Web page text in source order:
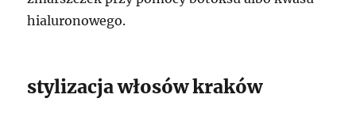
hialuronowego.
stylizacja włosów kraków